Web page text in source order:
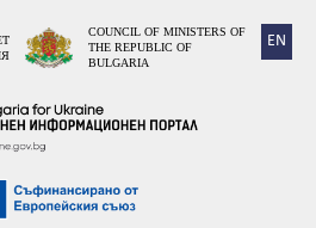
EN
COUNCIL OF MINISTERS OF
THE REPUBLIC OF
BULGARIA